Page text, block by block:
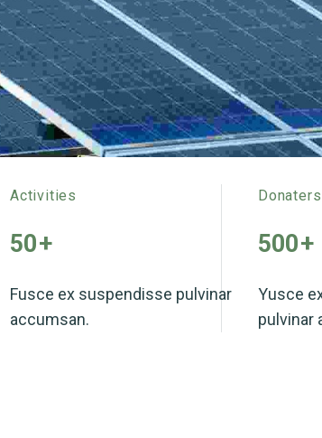
Activities
50+
Fusce ex suspendisse pulvinar
accumsan.
Donaters
500+
Yusce
pulvinar